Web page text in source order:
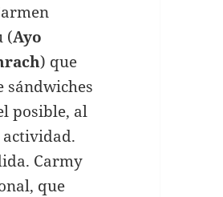
(Ayo
) que
sándwiches
posible, al
Carmy
que